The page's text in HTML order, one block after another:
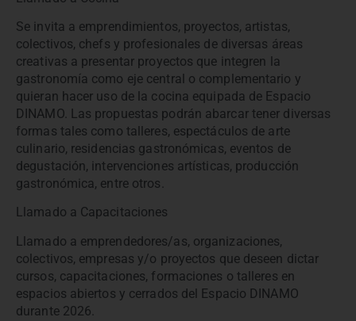
Se invita a emprendimientos, proyectos, artistas,
colectivos, chefs y profesionales de diversas áreas
creativas a presentar proyectos que integren la
gastronomía como eje central o complementario y
quieran hacer uso de la cocina equipada de Espacio
DINAMO. Las propuestas podrán abarcar tener diversas
formas tales como talleres, espectáculos de arte
culinario, residencias gastronómicas, eventos de
degustación, intervenciones artísticas, producción
gastronómica, entre otros.
Llamado a Capacitaciones
Llamado a emprendedores/as, organizaciones,
colectivos, empresas y/o proyectos que deseen dictar
cursos, capacitaciones, formaciones o talleres en
espacios abiertos y cerrados del Espacio DINAMO
durante 2026.